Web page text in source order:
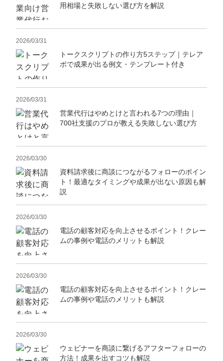
用相場と失敗しない選び方を解説
2026/03/31
トークスクリプトの作り方5ステップ｜テレア
ポで成果が出る例文・テンプレート付き
2026/03/31
営業代行はやめとけと言われる7つの理由｜
700社支援のプロが教える失敗しない選び方
2026/03/30
資料請求後に商談につながるフォローのポイン
ト！最適なタイミングや成果が出ない原因も解
説
2026/03/30
電話の顧客対応を向上させるポイント！クレー
ムの事例や電話のメリットも解説
2026/03/30
電話の顧客対応を向上させるポイント！クレー
ムの事例や電話のメリットも解説
2026/03/30
ウェビナーを商談に繋げるアフターフォローの
方法！成果を出すコツも解説